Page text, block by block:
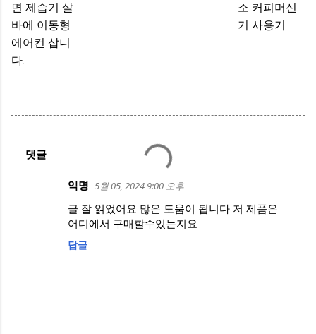
면 제습기 살
바에 이동형
에어컨 삽니
다.
소 커피머신
기 사용기
댓글
익명 5월 05, 2024 9:00 오후
글 잘 읽었어요 많은 도움이 됩니다 저 제품은
어디에서 구매할수있는지요
답글